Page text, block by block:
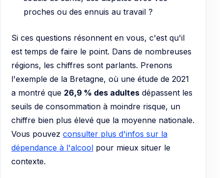
proches ou des ennuis au travail ?
Si ces questions résonnent en vous, c'est qu'il
est temps de faire le point. Dans de nombreuses
régions, les chiffres sont parlants. Prenons
l'exemple de la Bretagne, où une étude de 2021
a montré que 26,9 % des adultes dépassent les
seuils de consommation à moindre risque, un
chiffre bien plus élevé que la moyenne nationale.
Vous pouvez consulter plus d'infos sur la
dépendance à l'alcool pour mieux situer le
contexte.